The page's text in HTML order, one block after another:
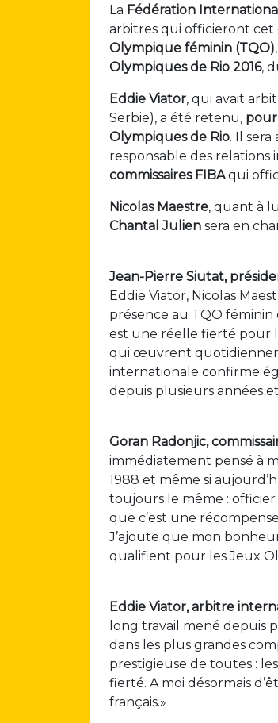
La Fédération
arbitres qui officieront cet
Olympique féminin (TQO)
Olympiques de Rio 2016,
Eddie Viator, qui avait
Serbie), a été retenu, pour
Olympiques de Rio. Il
responsable des relations
commissaires FIBAqui
Nicolas Maestre, quant à
Chantal Julien sera en
Jean-Pierre Siutat,
Eddie Viator, Nicolas
présence au TQO
est une réelle fierté pour
qui œuvrent
internationale confirme
depuis plusieurs années
Goran Radonjic,
immédiatement pensé à
1988 et même si
toujours le même :
que c’est une
J’ajoute que mon
qualifient pour les Jeux
Eddie Viator, arbitre
long travail mené depuis
dans les plus grandes
prestigieuse de toutes :
fierté. A moi désormais
français.»